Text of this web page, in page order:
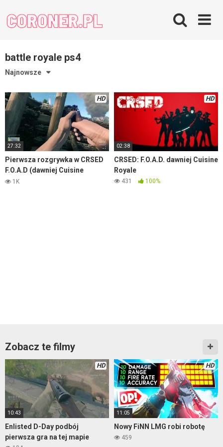
content
battle royale ps4
Najnowsze
HD
27:32
Pierwsza rozgrywka w CRSED
F.O.A.D (dawniej Cuisine
Royale)
1K
HD
02:38
CRSED: F.O.A.D. dawniej Cuisine
Royale
431 100%
Zobacz te filmy
HD
10:43
Enlisted D-Day podbój
pierwsza gra na tej mapie
HD
11:05
Nowy FiNN LMG robi robotę
459